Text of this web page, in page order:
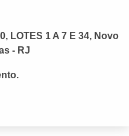
LOTES 1 A 7 E 34, Novo
- RJ